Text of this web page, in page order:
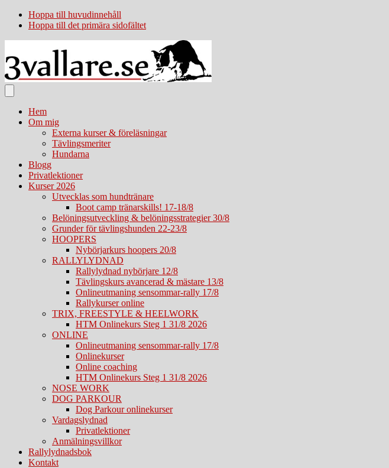
Hoppa till huvudinnehåll
Hoppa till det primära sidofältet
Hem
Om mig
Externa kurser & föreläsningar
Tävlingsmeriter
Hundarna
Blogg
Privatlektioner
Kurser 2026
Utvecklas som hundtränare
Boot camp tränarskills! 17-18/8
Belöningsutveckling & belöningsstrategier 30/8
Grunder för tävlingshunden 22-23/8
HOOPERS
Nybörjarkurs hoopers 20/8
RALLYLYDNAD
Rallylydnad nybörjare 12/8
Tävlingskurs avancerad & mästare 13/8
Onlineutmaning sensommar-rally 17/8
Rallykurser online
TRIX, FREESTYLE & HEELWORK
HTM Onlinekurs Steg 1 31/8 2026
ONLINE
Onlineutmaning sensommar-rally 17/8
Onlinekurser
Online coaching
HTM Onlinekurs Steg 1 31/8 2026
NOSE WORK
DOG PARKOUR
Dog Parkour onlinekurser
Vardagslydnad
Privatlektioner
Anmälningsvillkor
Rallylydnadsbok
Kontakt